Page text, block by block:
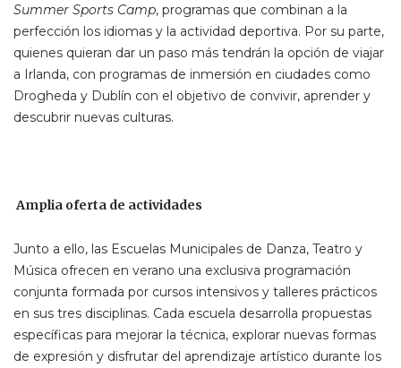
Summer Sports Camp, programas que combinan a la
perfección los idiomas y la actividad deportiva. Por su parte,
quienes quieran dar un paso más tendrán la opción de viajar
a Irlanda, con programas de inmersión en ciudades como
Drogheda y Dublín con el objetivo de convivir, aprender y
descubrir nuevas culturas.
Amplia oferta de actividades
Junto a ello, las Escuelas Municipales de Danza, Teatro y
Música ofrecen en verano una exclusiva programación
conjunta formada por cursos intensivos y talleres prácticos
en sus tres disciplinas. Cada escuela desarrolla propuestas
específicas para mejorar la técnica, explorar nuevas formas
de expresión y disfrutar del aprendizaje artístico durante los